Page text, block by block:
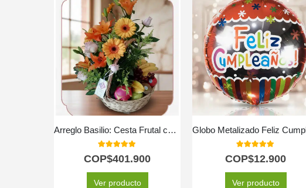
Arreglo Basilio: Cesta Frutal con Delicadas Rosas y Lirios 🌿
5.00
COP$401.900
Ver producto
5.00out of 5
COP$12.900
Ver producto